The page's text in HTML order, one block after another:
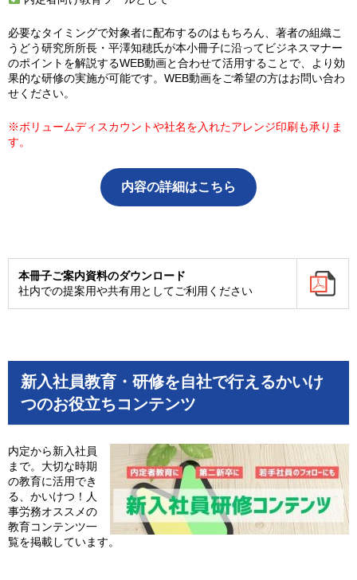
必要なタイミングで対象者に配布するのはもちろん、著者の組織こ
うどう研究所所長・平澤知穂氏が本小冊子に沿ってビジネスマナー
のポイントを解説するWEB動画と合わせて活用することで、より効
果的な研修の実施が可能です。WEB動画をご希望の方はお問い合わ
せください。
※ボリュームディスカウントや社名を入れたアレンジ印刷も承りま
す。
内容の詳細はこちら
本冊子ご案内資料のダウンロード
社内での提案用や共有用としてご利用ください
新入社員教育・研修を自社で行えるかいけ
つのお役立ちコンテンツ
内定から新入社員
まで。大切な時期
の教育に活用でき
る、かいけつ！人
事労務オススメの
教育コンテンツ一
覧を掲載しています。